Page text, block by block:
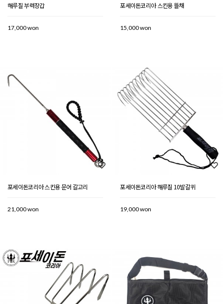
해루질 부력장갑
17,000 won
포세이돈코리아 스킨용 뜰채
15,000 won
포세이돈코리아 스킨용 문어 갈고리
21,000 won
포세이돈코리아 해루질 10발갈퀴
19,000 won